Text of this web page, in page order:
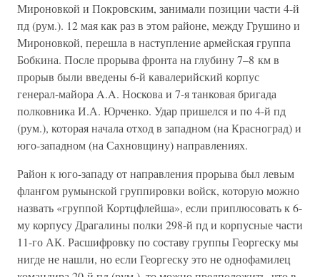
Мироновкой и Покровским, занимали позиции части 4-й
пд (рум.). 12 мая как раз в этом районе, между Грушино и
Мироновкой, перешла в наступление армейская группа
Бобкина. После прорыва фронта на глубину 7–8 км в
прорыв были введены 6-й кавалерийский корпус
генерал-майора A.A. Носкова и 7-я танковая бригада
полковника И.А. Юрченко. Удар пришелся и по 4-й пд
(рум.), которая начала отход в западном (на Красноград) и
юго-западном (на Сахновщину) направлениях.
Район к юго-западу от направления прорыва был левым
флангом румынской группировки войск, которую можно
назвать «группой Кортцфлейша», если приплюсовать к 6-
му корпусу Драгалины полки 298-й пд и корпусные части
11-го АК. Расшифровку по составу группы Георгеску мы
нигде не нашли, но если Георгеску это не однофамилец